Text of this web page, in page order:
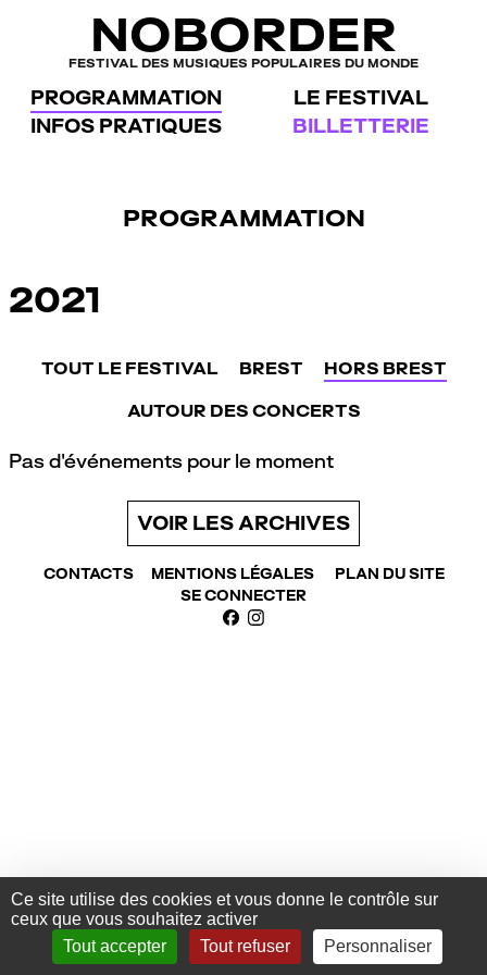
Ce site utilise des cookies et vous donne le contrôle sur
ceux que vous souhaitez activer
Tout accepter
Tout refuser Personnaliser
NOBORDER
FESTIVAL DES MUSIQUES POPULAIRES DU MONDE
PROGRAMMATION
LE FESTIVAL
INFOS PRATIQUES
BILLETTERIE
PROGRAMMATION
2021
TOUT LE FESTIVAL BREST HORS BREST
AUTOUR DES CONCERTS
Pas d'événements pour le moment
VOIR LES ARCHIVES
CONTACTS MENTIONS LÉGALES
PLAN DU SITE
SE CONNECTER
SUIVEZ NOUS SUR FACEBOOK
SUIVEZ NOUS SUR